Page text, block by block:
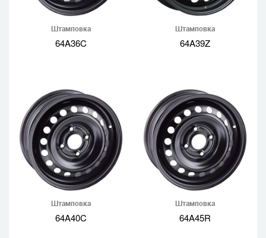
Штамповка
64A36C
Штамповка
64A39Z
Штамповка
64A40C
Штамповка
64A45R